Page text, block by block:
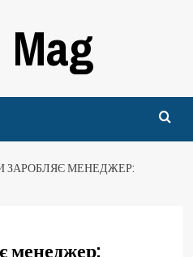
ЗАРОБЛЯЄ МЕНЕДЖЕР:
менеджер: